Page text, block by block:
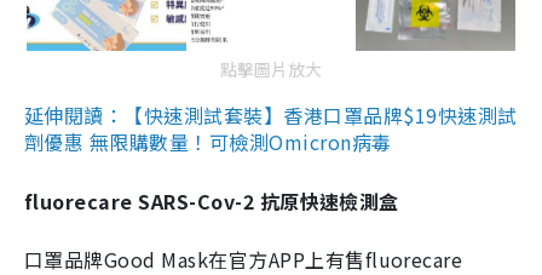
點擊圖片放大
延伸閱讀：【快速測試套裝】香港口罩品牌$19快速測試
劑優惠 無限購數量！可檢測Omicron病毒
fluorecare SARS-Cov-2 抗原快速檢測盒
口罩品牌Good Mask在官方APP上有售fluorecare